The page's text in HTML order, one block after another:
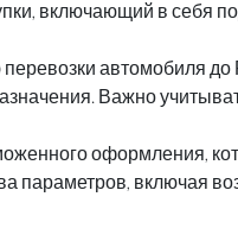
включающий в себя
автомобиля
Важно
оформления,
включая